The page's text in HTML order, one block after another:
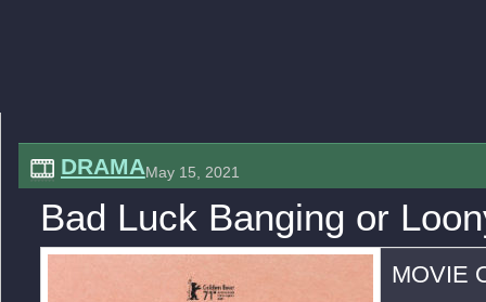
DRAMAMay 15, 2021
Bad Luck Banging or
MOVIE